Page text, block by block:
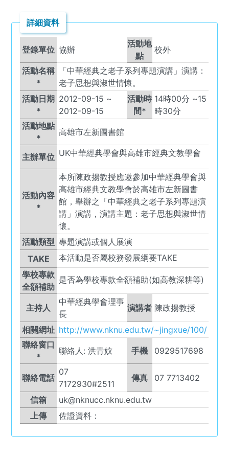
詳細資料
登錄單位 協辦
活動地
點
校外
活動名稱
*
「中華經典之老子系列專題演講」演講：
老子思想與淑世情懷。
活動日期
*
2012-09-15 ~
2012-09-15
活動時
間*
14時00 分 ~15
時30分
活動地點
*
高雄市左新圖書館
主辦單位 UK中華經典學會與高雄市經典文教學會
活動內容
*
本所陳政揚教授應邀參加中華經典學會與
高雄市經典文教學會於高雄市左新圖書
館，舉辦之「中華經典之老子系列專題演
講」演講，演講主題：老子思想與淑世情
懷。
活動類型 專題演講或個人展演
TAKE
本活動是否屬校務發展綱要TAKE
學校專款
全額補助
是否為學校專款全額補助(如高教深耕等)
主持人
中華經典學會理事
長
演講者 陳政揚教授
相關網址 http://www.nknu.edu.tw/~jingxue/100/
聯絡窗口
*
聯絡人: 洪青妏 手機 0929517698
聯絡電話
07
7172930#2511
傳真 07 7713402
信箱
uk@nknucc.nknu.edu.tw
上傳
佐證資料：